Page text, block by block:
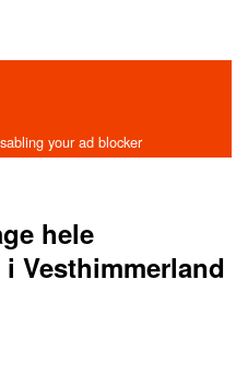
hele
Vesthimmerland